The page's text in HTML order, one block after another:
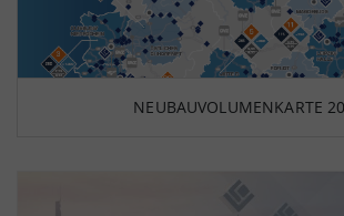
NEUBAUVOLUMENKARTE